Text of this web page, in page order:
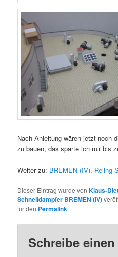
Nach Anleitung wären jetzt noch
zu bauen, das sparte ich mir bis
Weiter zu: BREMEN (IV), Reling
Dieser Eintrag wurde vonKlaus-
Schnelldampfer BREMEN (IV)
für den Permalink.
Schreibe